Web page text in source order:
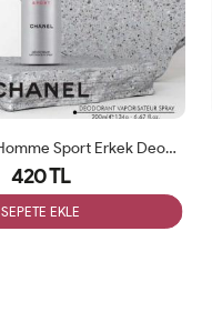
Chanel Allure Homme Sport Erkek Deodorant 200ml
420 TL
SEPETE EKLE